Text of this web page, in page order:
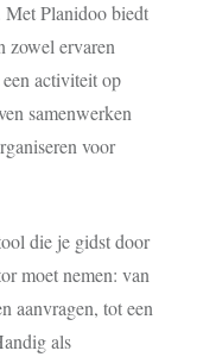
MetPlanidoobiedt
zowel ervaren
activiteit op
samenwerken
voor
die je gidst door
moet nemen: van
aanvragen, tot een
als